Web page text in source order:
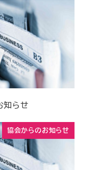
らせ
協会からのお知らせ